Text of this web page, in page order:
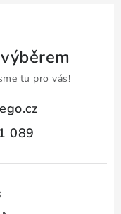
tu pro vás!
089